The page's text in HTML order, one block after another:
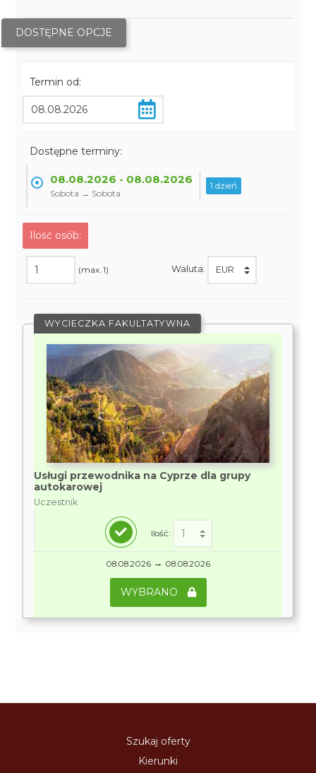
DOSTĘPNE OPCJE
Termin od:
Dostępne terminy:
08.08.2026 - 08.08.2026
Sobota → Sobota
1 dzień
Ilość osób:
(max. 1) Waluta:
WYCIECZKA FAKULTATYWNA
Usługi przewodnika na Cyprze dla grupy
autokarowej
Uczestnik
Ilość:
08.08.2026 → 08.08.2026
WYBRANO
Szukaj oferty
Kierunki